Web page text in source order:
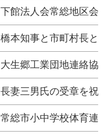
下館法人会常総地区会
橋本知事と市町村長と
大生郷工業団地連絡協
長妻三男氏の受章を祝
常総市小中学校体育連